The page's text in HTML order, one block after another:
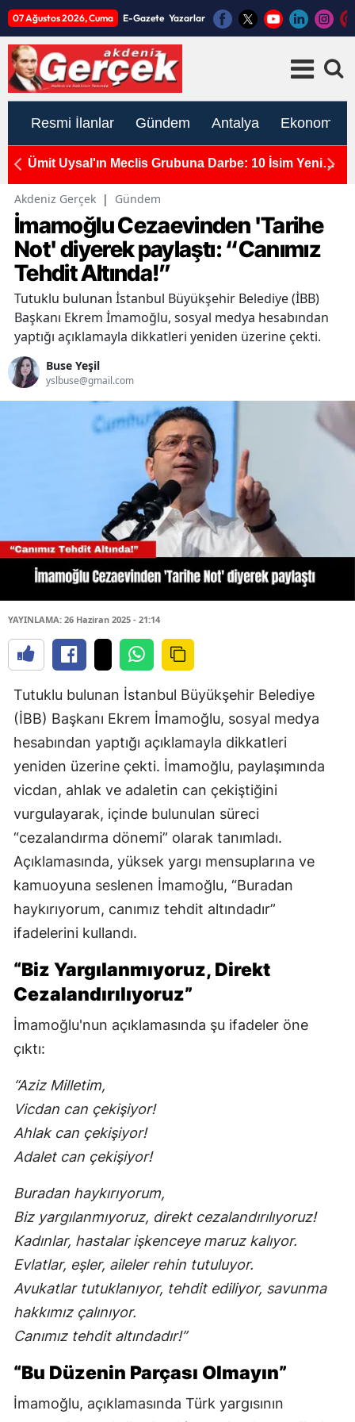
07 Ağustos 2026, Cuma E-Gazete Yazarlar
Resmi İlanlar Gündem Antalya Ekonomi
Ümit Uysal'ın Meclis Grubuna Darbe: 10 İsim Yeni
Akdeniz Gerçek | Gündem
İmamoğlu Cezaevinden 'Tarihe
Not' diyerek paylaştı: “Canımız
Tehdit Altında!”
Tutuklu bulunan İstanbul Büyükşehir Belediye (İBB)
Başkanı Ekrem İmamoğlu, sosyal medya hesabından
yaptığı açıklamayla dikkatleri yeniden üzerine çekti.
Buse Yeşil
yslbuse@gmail.com
YAYINLAMA: 26 Haziran 2025 - 21:14
Tutuklu bulunan İstanbul Büyükşehir Belediye
(İBB) Başkanı Ekrem İmamoğlu, sosyal medya
hesabından yaptığı açıklamayla dikkatleri
yeniden üzerine çekti. İmamoğlu, paylaşımında
vicdan, ahlak ve adaletin can çekiştiğini
vurgulayarak, içinde bulunulan süreci
“cezalandırma dönemi” olarak tanımladı.
Açıklamasında, yüksek yargı mensuplarına ve
kamuoyuna seslenen İmamoğlu, “Buradan
haykırıyorum, canımız tehdit altındadır”
ifadelerini kullandı.
“Biz Yargılanmıyoruz, Direkt
Cezalandırılıyoruz”
İmamoğlu'nun açıklamasında şu ifadeler öne
çıktı:
“Aziz Milletim,
Vicdan can çekişiyor!
Ahlak can çekişiyor!
Adalet can çekişiyor!
Buradan haykırıyorum,
Biz yargılanmıyoruz, direkt cezalandırılıyoruz!
Kadınlar, hastalar işkenceye maruz kalıyor.
Evlatlar, eşler, aileler rehin tutuluyor.
Avukatlar tutuklanıyor, tehdit ediliyor, savunma
hakkımız çalınıyor.
Canımız tehdit altındadır!”
“Bu Düzenin Parçası Olmayın”
İmamoğlu, açıklamasında Türk yargısının